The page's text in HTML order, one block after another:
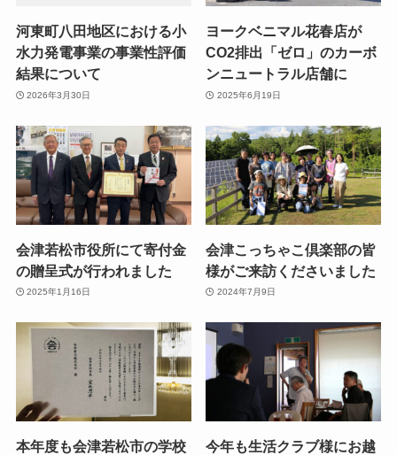
河東町八田地区における小
水力発電事業の事業性評価
結果について
2026年3月30日
ヨークベニマル花春店が
CO2排出「ゼロ」のカーボ
ンニュートラル店舗に
2025年6月19日
会津若松市役所にて寄付金
の贈呈式が行われました
2025年1月16日
会津こっちゃこ倶楽部の皆
様がご来訪くださいました
2024年7月9日
本年度も会津若松市の学校 今年も生活クラブ様にお越